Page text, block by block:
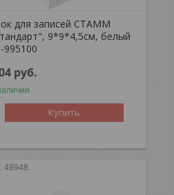
для записей СТАММ
9*9*4,5см, белый
995100
руб.
Купить
49948